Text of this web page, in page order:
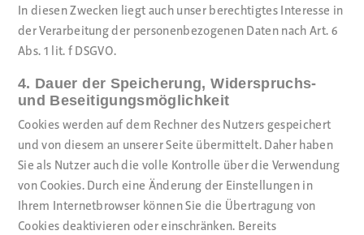
In diesen Zwecken liegt auch unser berechtigtes Interesse in
der Verarbeitung der personenbezogenen Daten nach Art. 6
Abs. 1 lit. f DSGVO.
4. Dauer der Speicherung, Widerspruchs-
und Beseitigungsmöglichkeit
Cookies werden auf dem Rechner des Nutzers gespeichert
und von diesem an unserer Seite übermittelt. Daher haben
Sie als Nutzer auch die volle Kontrolle über die Verwendung
von Cookies. Durch eine Änderung der Einstellungen in
Ihrem Internetbrowser können Sie die Übertragung von
Cookies deaktivieren oder einschränken. Bereits